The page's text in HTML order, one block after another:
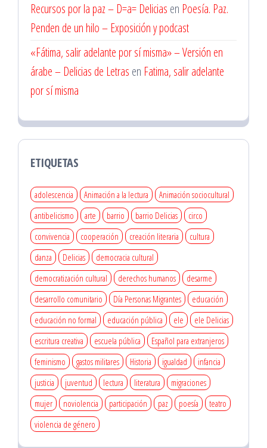
Recursos por la paz – D=a= Delicias en Poesía. Paz.
Penden de un hilo – Exposición y podcast
«Fátima, salir adelante por sí misma» – Versión en
árabe – Delicias de Letras en Fatima, salir adelante
por sí misma
ETIQUETAS
adolescencia Animación a la lectura
Animación sociocultural
antibelicismo
arte barrio barrio Delicias
circo
convivencia
cooperación creación literaria
cultura
danza
Delicias
democracia cultural
democratización cultural
derechos humanos
desarme
desarrollo comunitario
Día Personas Migrantes
educación
educación no formal
educación pública ele
ele Delicias
escritura creativa
escuela pública
Español para extranjeros
feminismo
gastos militares Historia igualdad
infancia
justicia
juventud lectura literatura
migraciones
mujer
noviolencia participación paz poesía
teatro
violencia de género